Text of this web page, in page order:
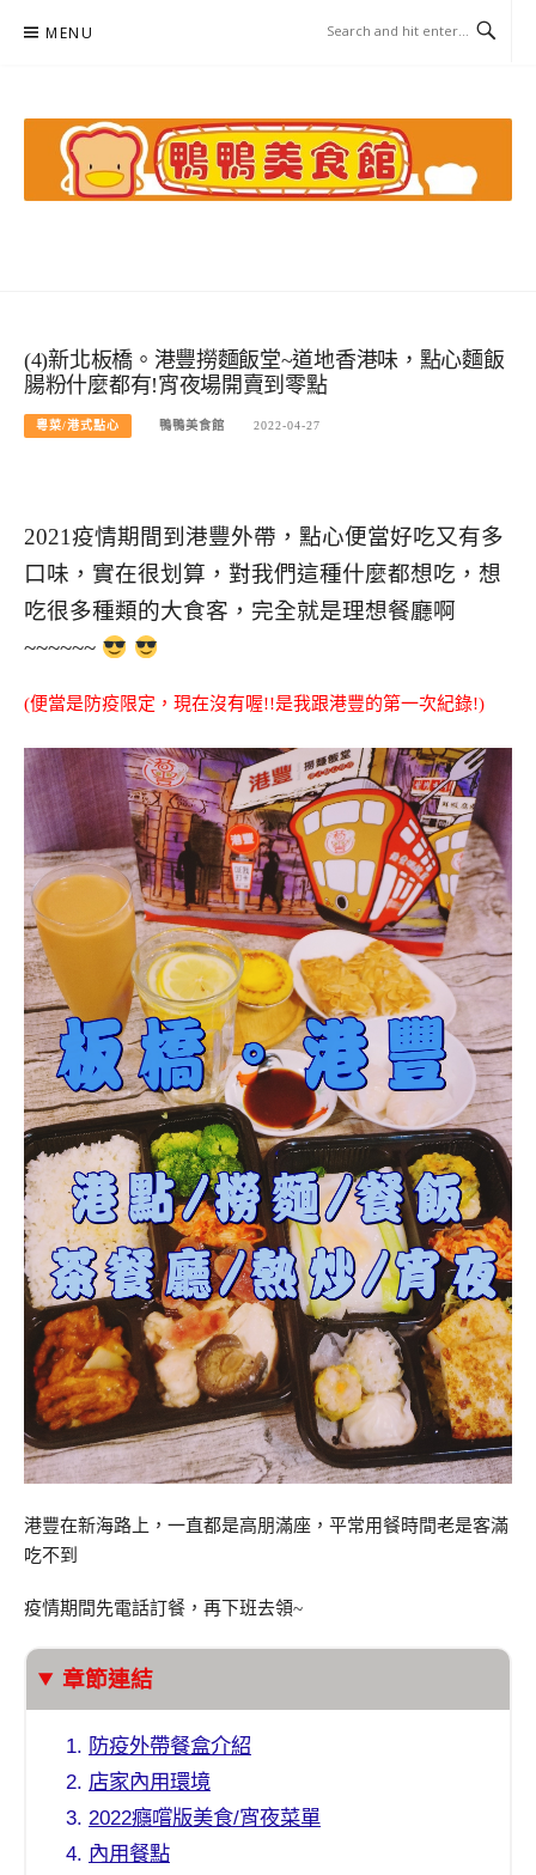
MENU
(4)新北板橋。港豐撈麵飯堂~道地香港味，點心麵飯
腸粉什麼都有!宵夜場開賣到零點
粵菜/港式點心 鴨鴨美食館 2022-04-27
2021疫情期間到港豐外帶，點心便當好吃又有多
口味，實在很划算，對我們這種什麼都想吃，想
吃很多種類的大食客，完全就是理想餐廳啊
~~~~~~
(便當是防疫限定，現在沒有喔!!是我跟港豐的第一次紀錄!)
港豐在新海路上，一直都是高朋滿座，平常用餐時間老是客滿
吃不到
疫情期間先電話訂餐，再下班去領~
章節連結
防疫外帶餐盒介紹
店家內用環境
2022癮嚐版美食/宵夜菜單
內用餐點